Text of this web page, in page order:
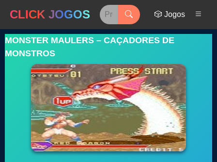
CLICK JOGOS 🎲 Jogos
MONSTER MAULERS – CAÇADORES DE
MONSTROS